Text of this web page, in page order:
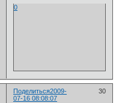
0
Поделиться 30
2009-
07-16 08:08:07